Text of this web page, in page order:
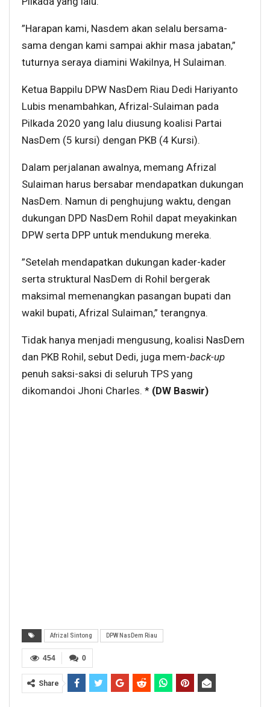
”Harapan kami, Nasdem akan selalu bersama-
sama dengan kami sampai akhir masa jabatan,”
tuturnya seraya diamini Wakilnya, H Sulaiman.
Ketua Bappilu DPW NasDem Riau Dedi Hariyanto
Lubis menambahkan, Afrizal-Sulaiman pada
Pilkada 2020 yang lalu diusung koalisi Partai
NasDem (5 kursi) dengan PKB (4 Kursi).
Dalam perjalanan awalnya, memang Afrizal
Sulaiman harus bersabar mendapatkan dukungan
NasDem. Namun di penghujung waktu, dengan
dukungan DPD NasDem Rohil dapat meyakinkan
DPW serta DPP untuk mendukung mereka.
”Setelah mendapatkan dukungan kader-kader
serta struktural NasDem di Rohil bergerak
maksimal memenangkan pasangan bupati dan
wakil bupati, Afrizal Sulaiman,” terangnya.
Tidak hanya menjadi mengusung, koalisi NasDem
dan PKB Rohil, sebut Dedi, juga mem-back-up
penuh saksi-saksi di seluruh TPS yang
dikomandoi Jhoni Charles. * (DW Baswir)
Afrizal Sintong DPW NasDem Riau
0
454
Share